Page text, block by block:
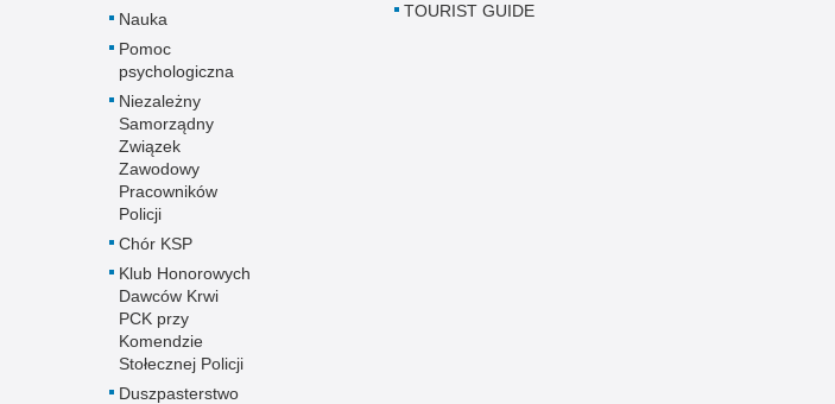
Nauka
Pomoc
psychologiczna
Niezależny
Samorządny
Związek
Zawodowy
Pracowników
Policji
Chór KSP
Klub Honorowych
Dawców Krwi
PCK przy
Komendzie
Stołecznej Policji
Duszpasterstwo
TOURIST GUIDE